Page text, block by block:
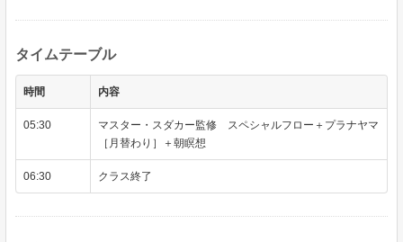
タイムテーブル
時間 内容
05:30
マスター・スダカー監修 スペシャルフロー＋プラナヤマ
［月替わり］＋朝瞑想
06:30 クラス終了